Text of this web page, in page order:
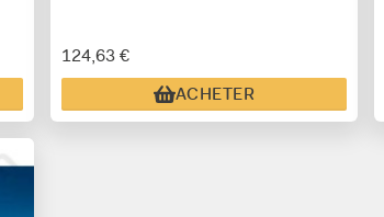
124,63 €
ACHETER